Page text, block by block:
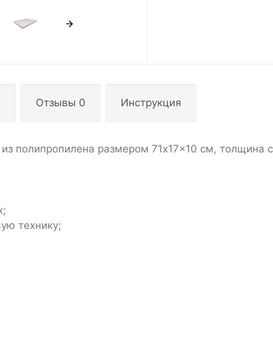
Отзывы 0 Инструкция
из полипропилена размером 71x17x10 см,
технику;